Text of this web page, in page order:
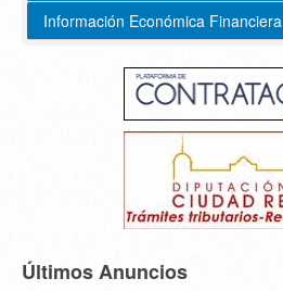
Información Económica Financiera
Últimos Anuncios